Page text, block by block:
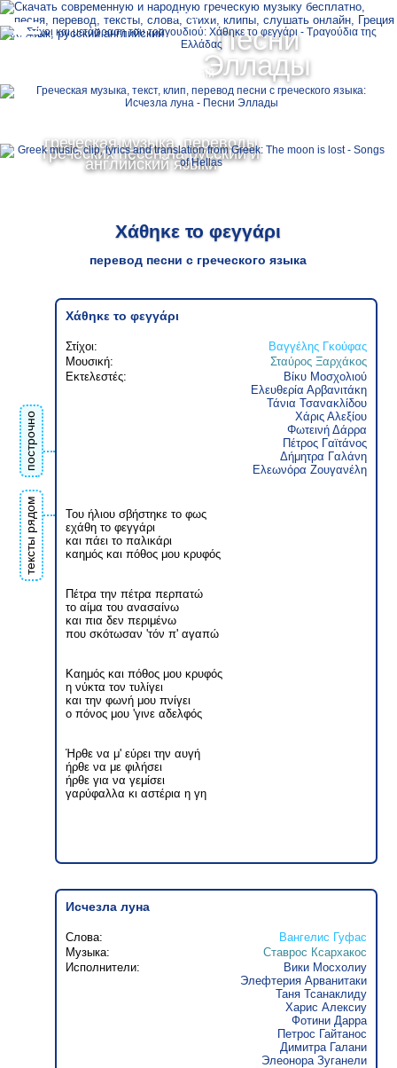
Песни
Эллады
греческая музыка, переводы
греческих песен на русский и
английский языки
Ελληνικά
Русский
MENU
Χάθηκε το φεγγάρι
перевод песни с греческого языка
построчно
тексты рядом
Χάθηκε το φεγγάρι
Στίχοι:
Βαγγέλης Γκούφας
Μουσική:
Σταύρος Ξαρχάκος
Εκτελεστές:
Βίκυ Μοσχολιού
Ελευθερία Αρβανιτάκη
Τάνια Τσανακλίδου
Χάρις Αλεξίου
Φωτεινή Δάρρα
Πέτρος Γαϊτάνος
Δήμητρα Γαλάνη
Ελεωνόρα Ζουγανέλη
Του ήλιου σβήστηκε το φως
εχάθη το φεγγάρι
και πάει το παλικάρι
καημός και πόθος μου κρυφός
Πέτρα την πέτρα περπατώ
το αίμα του ανασαίνω
και πια δεν περιμένω
που σκότωσαν 'τόν π' αγαπώ
Καημός και πόθος μου κρυφός
η νύκτα τον τυλίγει
και την φωνή μου πνίγει
ο πόνος μου 'γινε αδελφός
Ήρθε να μ' εύρει την αυγή
ήρθε να με φιλήσει
ήρθε για να γεμίσει
γαρύφαλλα κι αστέρια η γη
Исчезла луна
Слова:
Вангелис Гуфас
Музыка:
Ставрос Ксархакос
Исполнители:
Вики Мосхолиу
Элефтерия Арванитаки
Таня Тсанаклиду
Харис Алексиу
Фотини Дарра
Петрос Гайтанос
Димитра Галани
Элеонора Зуганели